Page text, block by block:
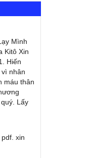
Mình
Kitô Xin
Hiến
nhân
máu thân
Lấy
xin